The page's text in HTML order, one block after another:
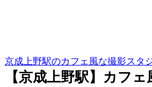
京成上野駅のカフェ風な撮影スタ
【京成上野駅】カフ